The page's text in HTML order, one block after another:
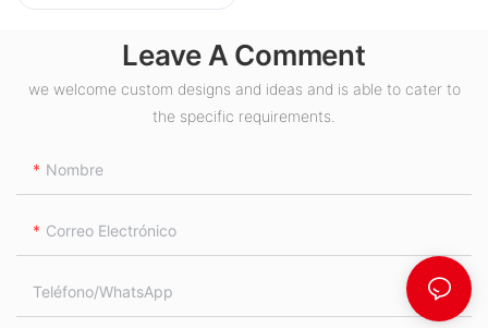
hidráulico BMH S
Leave A Comment
we welcome custom designs and ideas and is able to cater to
the specific requirements.
Nombre
Correo Electrónico
Teléfono/WhatsApp